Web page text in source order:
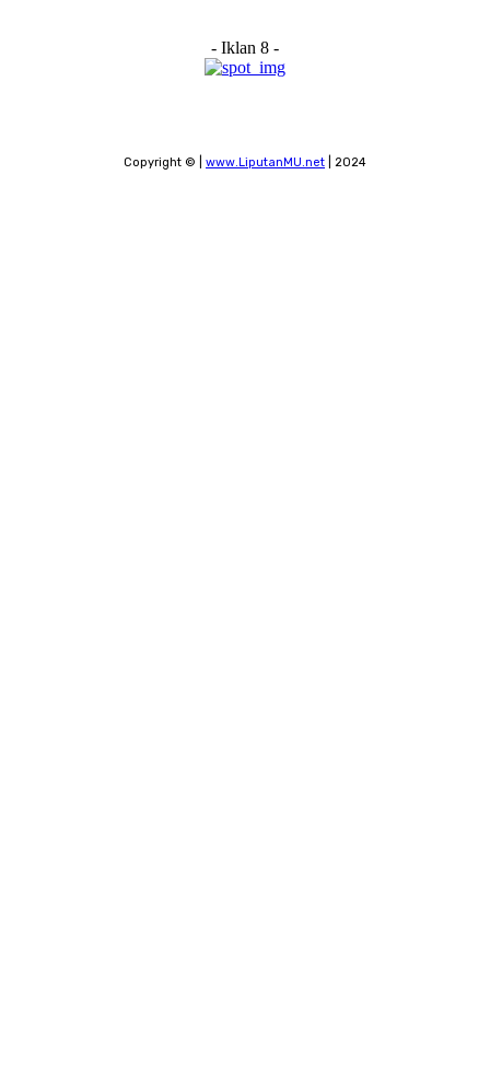
- Iklan 8 -
Copyright © | www.LiputanMU.net | 2024